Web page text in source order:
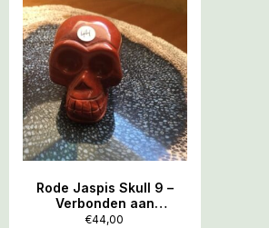
Rode Jaspis Skull 9 –
Verbonden aan
Feeërieke Elfenwereld
€44,00